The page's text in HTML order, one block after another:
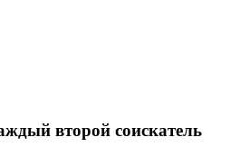
второй соискатель